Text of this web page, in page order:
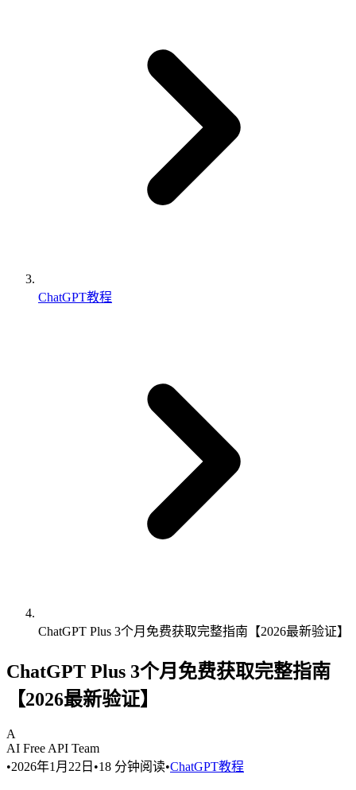
ChatGPT教程
ChatGPT Plus 3个月免费获取完整指南【2026最新验证】
ChatGPT Plus 3个月免费获取完整指南
【2026最新验证】
A
AI Free API Team
•2026年1月22日 •18 分钟阅读•ChatGPT教程